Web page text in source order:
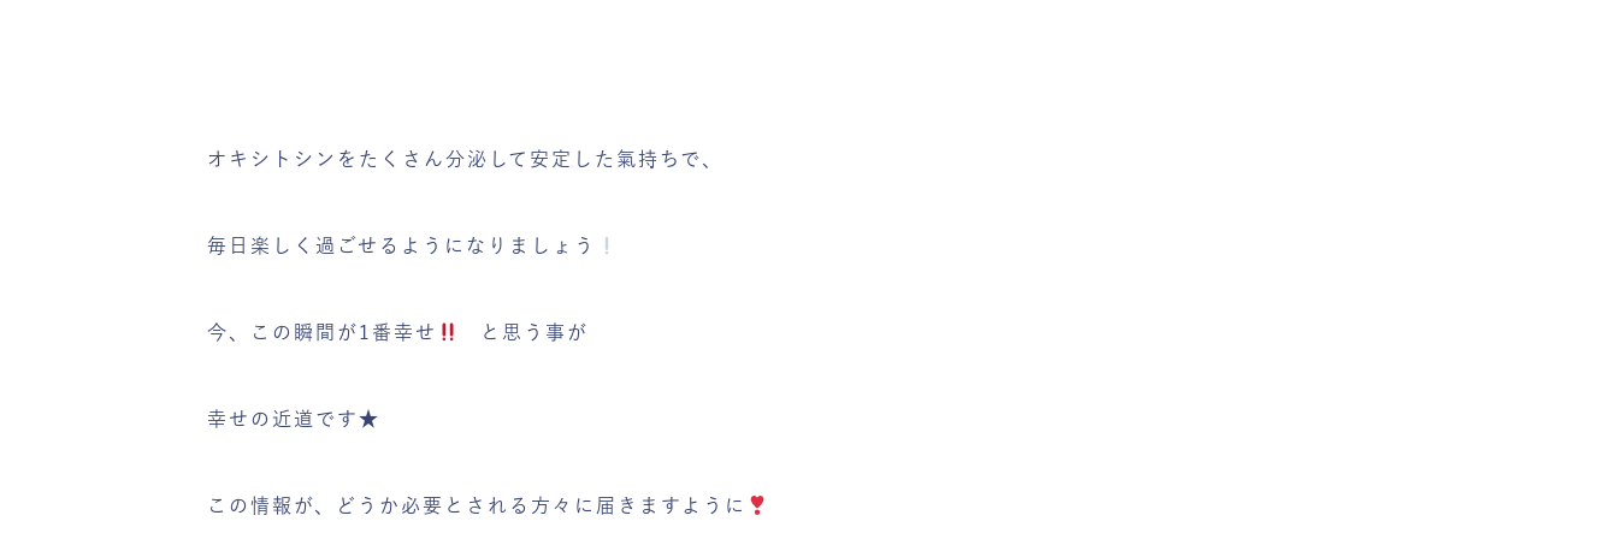
オキシトシンをたくさん分泌して安定した氣持ちで、
毎日楽しく過ごせるようになりましょう
今、この瞬間が1番幸せ と思う事が
幸せの近道です★
この情報が、どうか必要とされる方々に届きますように